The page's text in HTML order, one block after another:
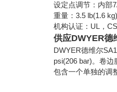
设定点调节：内部
重量：3.5 lb(1.6 kg)
机构认证：UL，
供应DWYER德
DWYER德维尔
psi(206 bar)。卷
包含一个单独的调